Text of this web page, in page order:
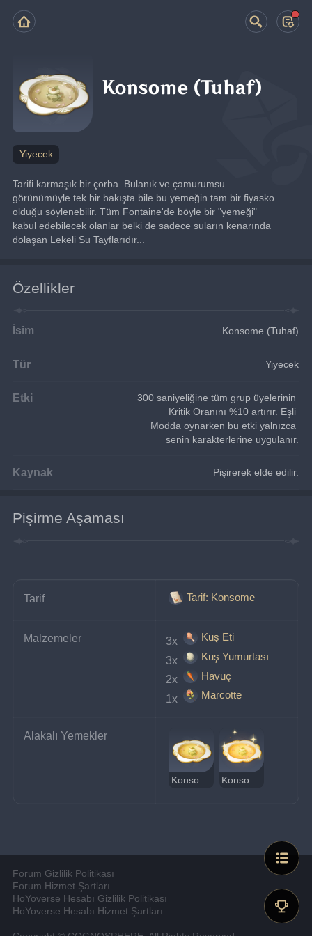
Konsome (Tuhaf)
Yiyecek
Tarifi karmaşık bir çorba. Bulanık ve çamurumsu
görünümüyle tek bir bakışta bile bu yemeğin tam bir fiyasko
olduğu söylenebilir. Tüm Fontaine'de böyle bir "yemeği"
kabul edebilecek olanlar belki de sadece suların kenarında
dolaşan Lekeli Su Tayflarıdır...
Özellikler
İsim Konsome (Tuhaf)
Tür Yiyecek
Etki
300 saniyeliğine tüm grup üyelerinin
Kritik Oranını %10 artırır. Eşli
Modda oynarken bu etki yalnızca
senin karakterlerine uygulanır.
Kaynak Pişirerek elde edilir.
Pişirme Aşaması
Tarif Tarif: Konsome
Malzemeler 3x
Kuş Eti
3x
Kuş Yumurtası
2x
Havuç
1x
Marcotte
Alakalı Yemekler
Forum Gizlilik Politikası
Forum Hizmet Şartları
HoYoverse Hesabı Gizlilik Politikası
HoYoverse Hesabı Hizmet Şartları